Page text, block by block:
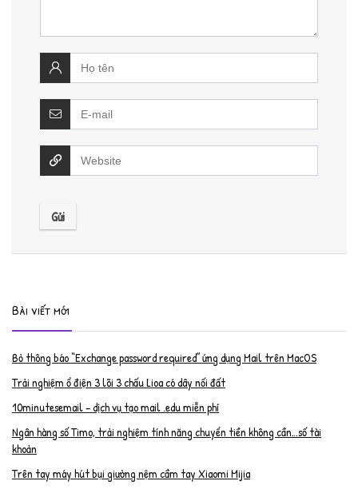
Bài viết mới
Bỏ thông báo “Exchange password required” ứng dụng Mail trên MacOS
Trải nghiệm ổ điện 3 lõi 3 chấu Lioa có dây nối đất
10minutesemail – dịch vụ tạo mail .edu miễn phí
Ngân hàng số Timo, trải nghiệm tính năng chuyển tiền không cần…số tài
khoản
Trên tay máy hút bụi giường nệm cầm tay Xiaomi Mijia